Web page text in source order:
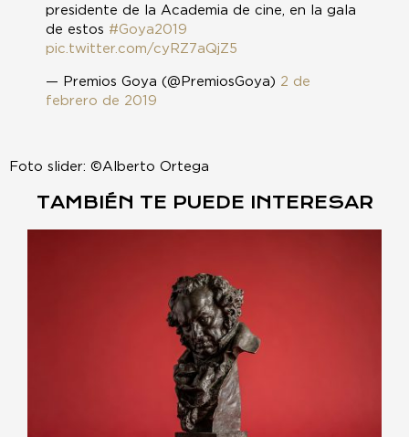
presidente de la Academia de cine, en la gala
de estos #Goya2019
pic.twitter.com/cyRZ7aQjZ5
— Premios Goya (@PremiosGoya) 2 de
febrero de 2019
Foto slider: ©Alberto Ortega
TAMBIÉN TE PUEDE INTERESAR